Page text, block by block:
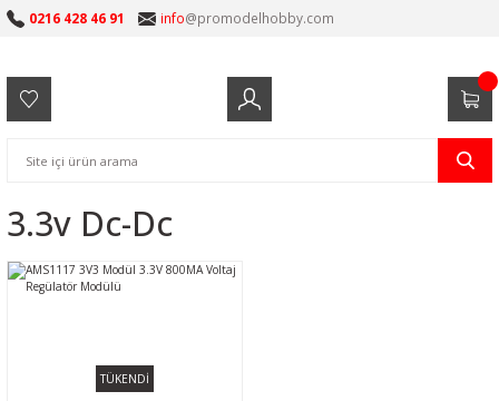
0216 428 46 91 info@promodelhobby.com
3.3v Dc-Dc
TÜKENDİ